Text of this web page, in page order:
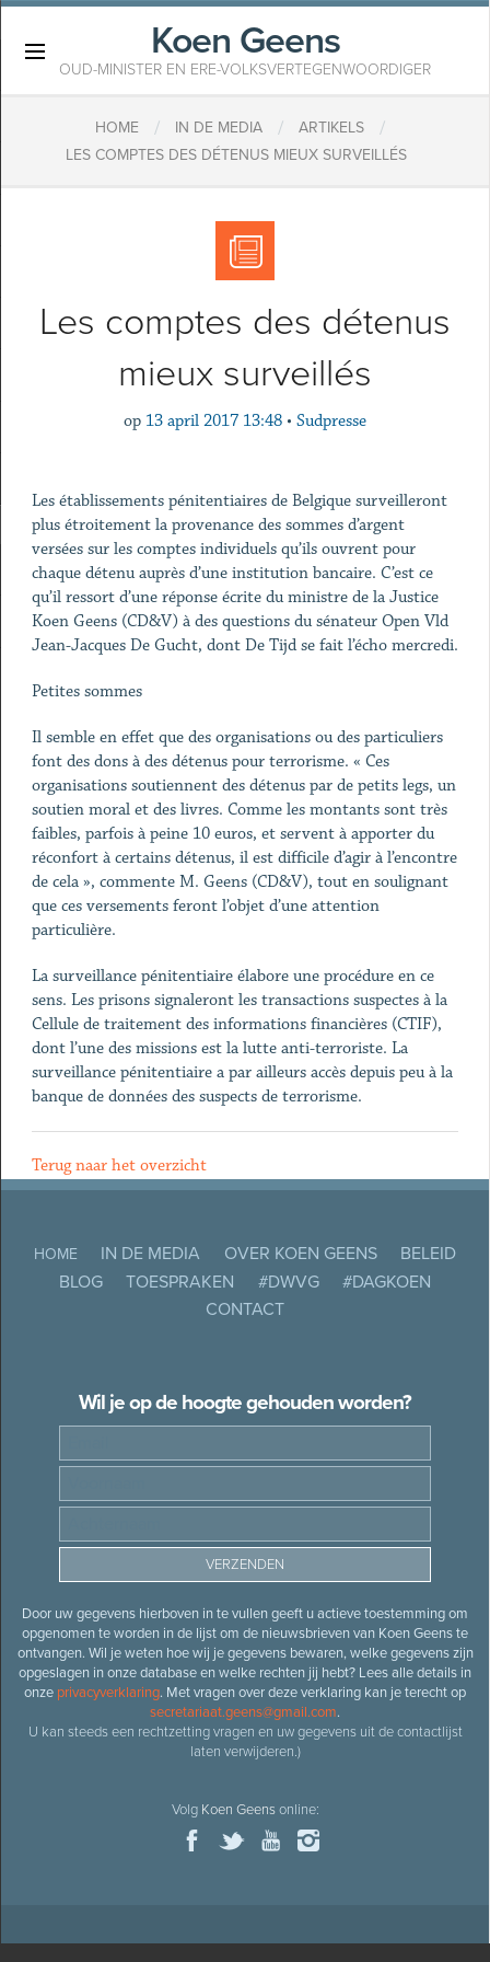
Koen Geens
OUD-MINISTER EN ERE-VOLKSVERTEGENWOORDIGER
HOME / IN DE MEDIA / ARTIKELS /
LES COMPTES DES DÉTENUS MIEUX SURVEILLÉS
Les comptes des détenus
mieux surveillés
op 13 april 2017 13:48 • Sudpresse
Les établissements pénitentiaires de Belgique surveilleront
plus étroitement la provenance des sommes d’argent
versées sur les comptes individuels qu’ils ouvrent pour
chaque détenu auprès d’une institution bancaire. C’est ce
qu’il ressort d’une réponse écrite du ministre de la Justice
Koen Geens (CD&V) à des questions du sénateur Open Vld
Jean-Jacques De Gucht, dont De Tijd se fait l’écho mercredi.
Petites sommes
Il semble en effet que des organisations ou des particuliers
font des dons à des détenus pour terrorisme. « Ces
organisations soutiennent des détenus par de petits legs, un
soutien moral et des livres. Comme les montants sont très
faibles, parfois à peine 10 euros, et servent à apporter du
réconfort à certains détenus, il est difficile d’agir à l’encontre
de cela », commente M. Geens (CD&V), tout en soulignant
que ces versements feront l’objet d’une attention
particulière.
La surveillance pénitentiaire élabore une procédure en ce
sens. Les prisons signaleront les transactions suspectes à la
Cellule de traitement des informations financières (CTIF),
dont l’une des missions est la lutte anti-terroriste. La
surveillance pénitentiaire a par ailleurs accès depuis peu à la
banque de données des suspects de terrorisme.
Terug naar het overzicht
HOME IN DE MEDIA OVER KOEN GEENS
BELEID
BLOG
TOESPRAKEN #DWVG
#DAGKOEN
CONTACT
Wil je op de hoogte gehouden worden?
Door uw gegevens hierboven in te vullen geeft u actieve toestemming om
opgenomen te worden in de lijst om de nieuwsbrieven van Koen Geens te
ontvangen. Wil je weten hoe wij je gegevens bewaren, welke gegevens zijn
opgeslagen in onze database en welke rechten jij hebt? Lees alle details in
onze privacyverklaring. Met vragen over deze verklaring kan je terecht op
secretariaat.geens@gmail.com.
U kan steeds een rechtzetting vragen en uw gegevens uit de contactlijst
laten verwijderen.)
Volg Koen Geensonline: